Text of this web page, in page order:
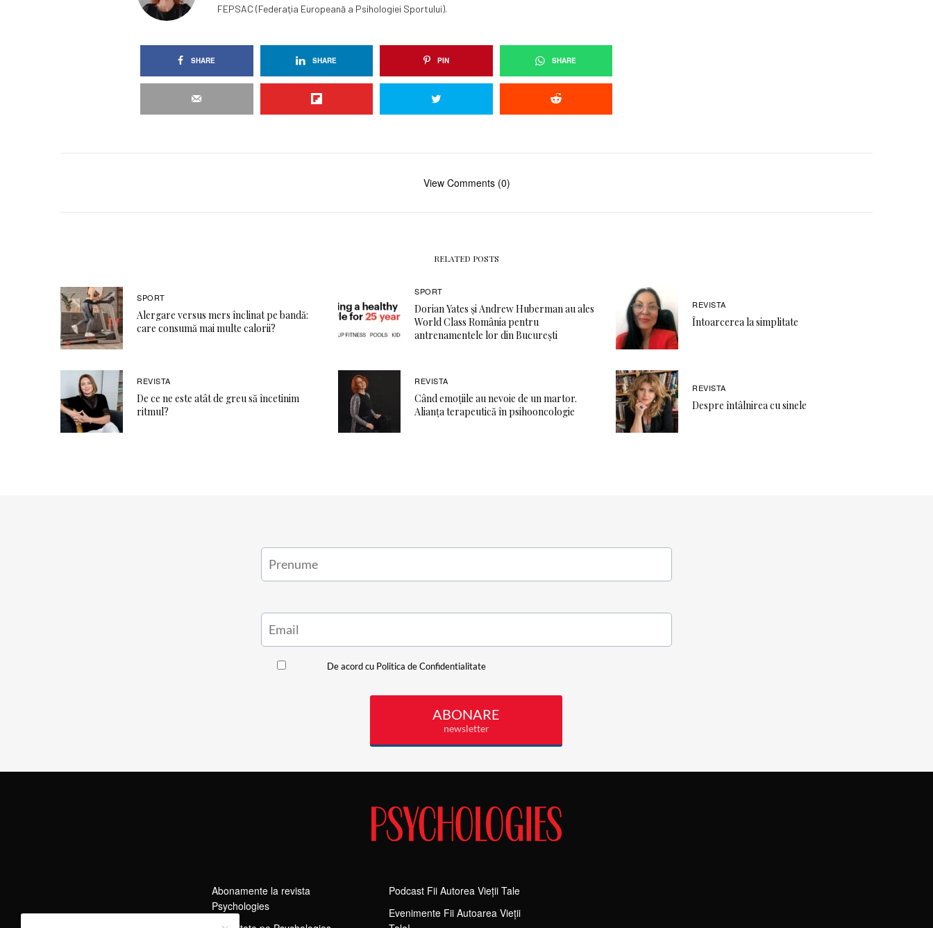
FEPSAC (Federaţia Europeană a Psihologiei Sportului).
SHARE SHARE PIN SHARE
View Comments (0)
RELATED POSTS
SPORT
Alergare versus mers înclinat pe bandă:
care consumă mai multe calorii?
SPORT
Dorian Yates și Andrew Huberman au ales
World Class România pentru
antrenamentele lor din București
REVISTA
Întoarcerea la simplitate
REVISTA
De ce ne este atât de greu să încetinim
ritmul?
REVISTA
Când emoţiile au nevoie de un martor.
Alianţa terapeutică în psihooncologie
REVISTA
Despre întâlnirea cu sinele
Abonamente la revista
Psychologies
Podcast Fii Autorea Vieții Tale
Evenimente Fii Autoarea Vieții